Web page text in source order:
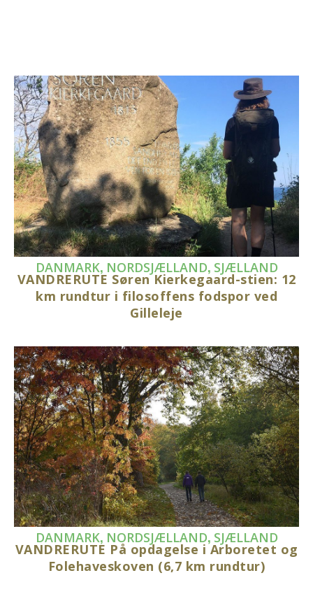
DANMARK, NORDSJÆLLAND, SJÆLLAND
VANDRERUTE Søren Kierkegaard-stien: 12
km rundtur i filosoffens fodspor ved
Gilleleje
DANMARK, NORDSJÆLLAND, SJÆLLAND
VANDRERUTE På opdagelse i Arboretet og
Folehaveskoven (6,7 km rundtur)